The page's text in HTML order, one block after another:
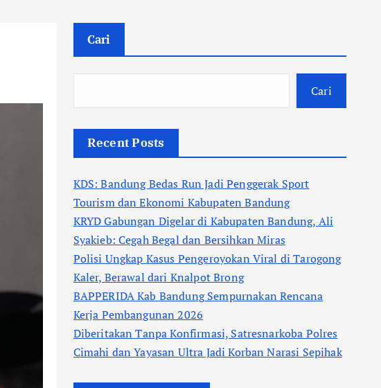
Cari
Cari
Recent Posts
KDS: Bandung Bedas Run Jadi Penggerak Sport
Tourism dan Ekonomi Kabupaten Bandung
KRYD Gabungan Digelar di Kabupaten Bandung, Ali
Syakieb: Cegah Begal dan Bersihkan Miras
Polisi Ungkap Kasus Pengeroyokan Viral di Tarogong
Kaler, Berawal dari Knalpot Brong
BAPPERIDA Kab Bandung Sempurnakan Rencana
Kerja Pembangunan 2026
Diberitakan Tanpa Konfirmasi, Satresnarkoba Polres
Cimahi dan Yayasan Ultra Jadi Korban Narasi Sepihak